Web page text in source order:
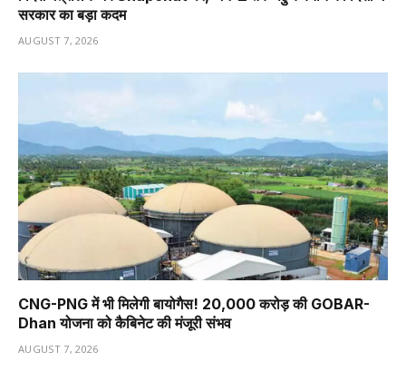
सरकार का बड़ा कदम
AUGUST 7, 2026
CNG-PNG में भी मिलेगी बायोगैस! ₹20,000 करोड़ की GOBAR-
Dhan योजना को कैबिनेट की मंजूरी संभव
AUGUST 7, 2026